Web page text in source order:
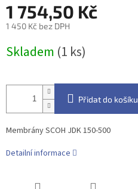
1 754,50 Kč
1 450 Kč bez DPH
cena:
Skladem (1 ks)
Přidat do košíku
Membrány SCOH JDK 150-500
Detailní informace